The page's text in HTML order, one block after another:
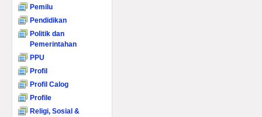
Pemilu
Pendidikan
Politik dan
Pemerintahan
PPU
Profil
Profil Calog
Profile
Religi, Sosial &